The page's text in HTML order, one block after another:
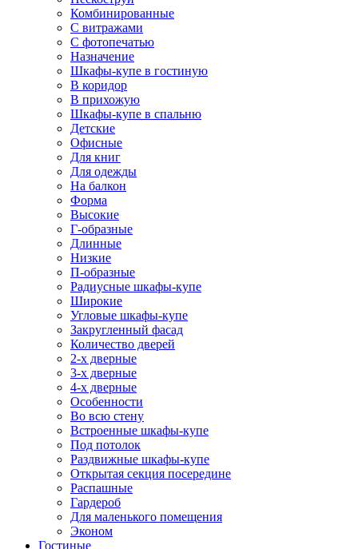
Комбинированные
С витражами
С фотопечатью
Назначение
Шкафы-купе в гостиную
В коридор
В прихожую
Шкафы-купе в спальню
Детские
Офисные
Для книг
Для одежды
На балкон
Форма
Высокие
Г-образные
Длинные
Низкие
П-образные
Радиусные шкафы-купе
Широкие
Угловые шкафы-купе
Закругленный фасад
Количество дверей
2-х дверные
3-х дверные
4-х дверные
Особенности
Во всю стену
Встроенные шкафы-купе
Под потолок
Раздвижные шкафы-купе
Открытая секция посередине
Распашные
Гардероб
Для маленького помещения
Эконом
Гостиные